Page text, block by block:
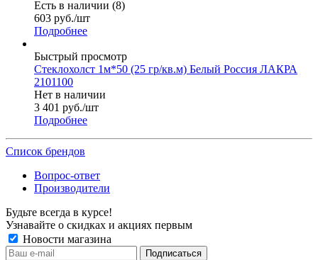
Есть в наличии (8)
603 руб./шт
Подробнее
Быстрый просмотр
Стеклохолст 1м*50 (25 гр/кв.м) Белый Россия ЛАКРА
2101100
Нет в наличии
3 401 руб./шт
Подробнее
Список брендов
Вопрос-ответ
Производители
Будьте всегда в курсе!
Узнавайте о скидках и акциях первым
Новости магазина